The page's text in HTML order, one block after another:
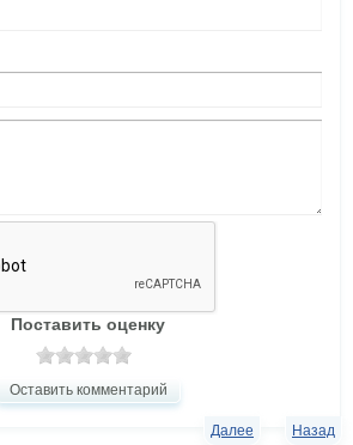
Поставить оценку
Оставить комментарий
Назад
Далее